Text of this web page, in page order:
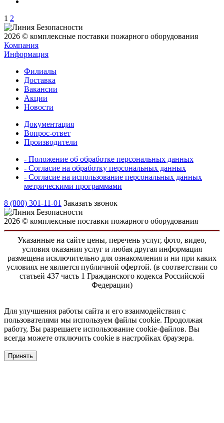
1 2
2026 © комплексные поставки пожарного оборудования
Компания
Информация
Филиалы
Доставка
Вакансии
Акции
Новости
Документация
Вопрос-ответ
Производители
- Положение об обработке персональных данных
- Согласие на обработку персональных данных
- Согласие на использование персональных данных
метрическими программами
8 (800) 301-11-01 Заказать звонок
2026 © комплексные поставки пожарного оборудования
Указанные на сайте цены, перечень услуг, фото, видео,
условия оказания услуг и любая другая информация
размещена исключительно для ознакомления и ни при каких
условиях не является публичной офертой. (в соответствии со
статьей 437 часть 1 Гражданского кодекса Российской
Федерации)
Для улучшения работы сайта и его взаимодействия с
пользователями мы используем файлы cookie. Продолжая
работу, Вы разрешаете использование cookie-файлов. Вы
всегда можете отключить cookie в настройках браузера.
Принять